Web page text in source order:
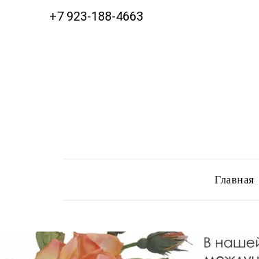
+7 923-188-4663
Главная